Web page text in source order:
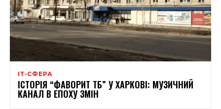
ІТ-СФЕРА
ІСТОРІЯ “ФАВОРИТ ТБ” У ХАРКОВІ: МУЗИЧНИЙ
КАНАЛ В ЕПОХУ ЗМІН